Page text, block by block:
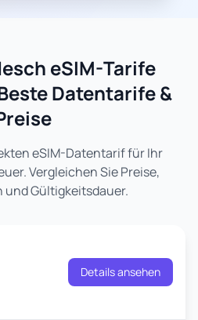
eSIM-Tarife
Datentarife &
eSIM-Datentarif für Ihr
Vergleichen Sie Preise,
und Gültigkeitsdauer.
Details ansehen